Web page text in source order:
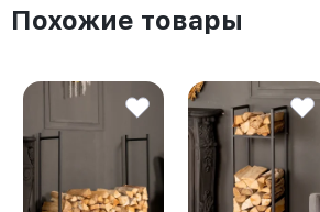
Похожие товары